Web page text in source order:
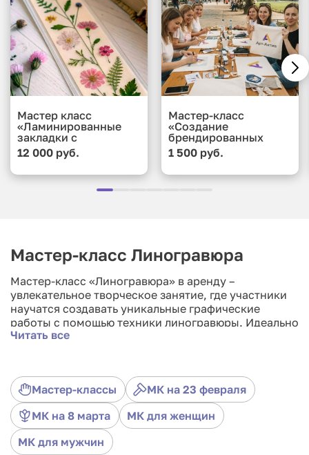
Мастер класс
«Ламинированные
закладки с
сухоцветами и
коллажами»
12 000 руб.
Мастер-класс
«Создание
брендированных
подушек»
1 500 руб.
Мастер-класс Линогравюра
Мастер-класс «Линогравюра» в аренду –
увлекательное творческое занятие, где участники
научатся создавать уникальные графические
работы с помощью техники линогравюры. Идеально
подходит для корпоративов, творческих встреч и
жизнь. Арендуйте мастер-класс «Линогравюра» и
подарите гостям вдохновение и творческое
удовольствие!
Читать все
Мастер-классы
МК на 23 февраля
МК на 8 марта
МК для женщин
МК для мужчин